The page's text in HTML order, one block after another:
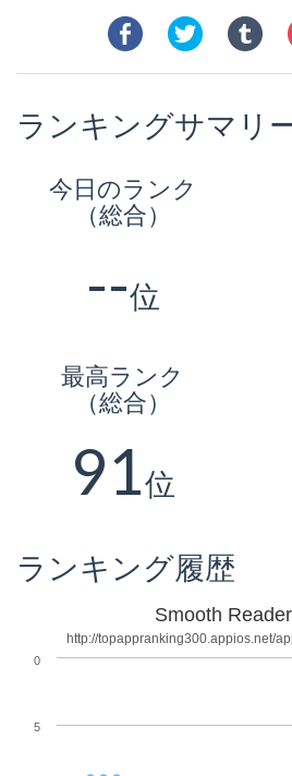
ランキングサマリ
今日のランク
（総合）
--位
最高ランク
（総合）
91位
ランキング履歴
Smooth Reader
http://topappranking300.appios.net/
0
5